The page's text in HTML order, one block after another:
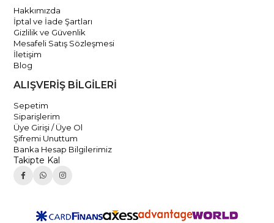
Hakkımızda
İptal ve İade Şartları
Gizlilik ve Güvenlik
Mesafeli Satış Sözleşmesi
İletişim
Blog
ALIŞVERİŞ BİLGİLERİ
Sepetim
Siparişlerim
Üye Girişi / Üye Ol
Şifremi Unuttum
Banka Hesap Bilgilerimiz
Takipte Kal